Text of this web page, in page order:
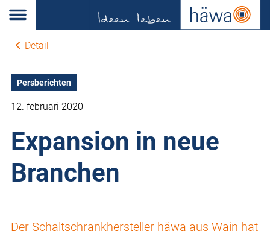
Detail
Persberichten
12. februari 2020
Expansion in neue
Branchen
Der Schaltschrankhersteller häwa aus Wain hat